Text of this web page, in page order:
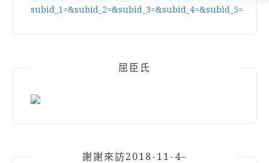
屈臣氏
謝謝來訪2018-11-4–